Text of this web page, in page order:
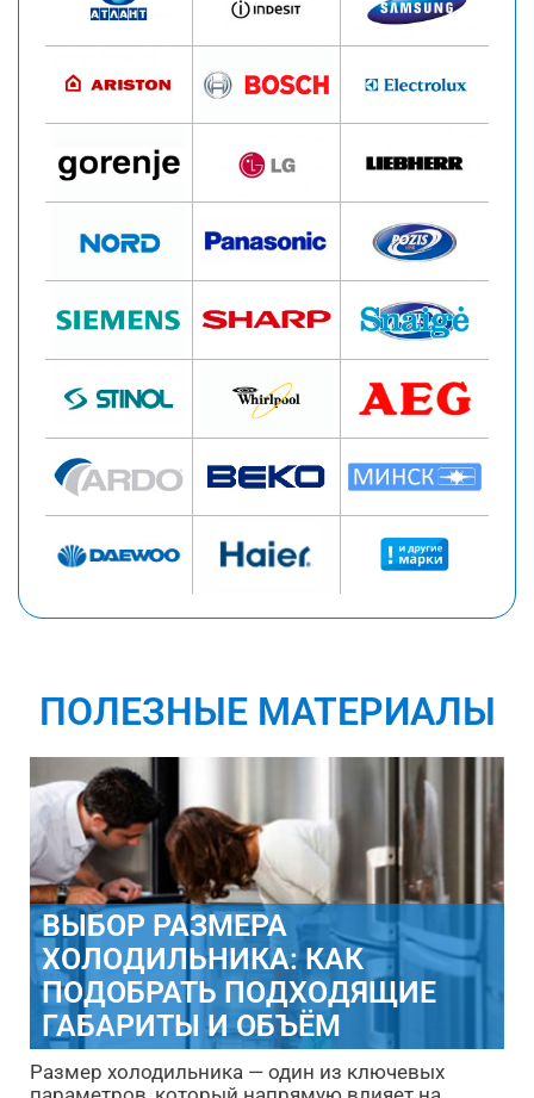
ПОЛЕЗНЫЕ МАТЕРИАЛЫ
ВЫБОР РАЗМЕРА
ХОЛОДИЛЬНИКА: КАК
ПОДОБРАТЬ ПОДХОДЯЩИЕ
ГАБАРИТЫ И ОБЪЁМ
Размер холодильника — один из ключевых